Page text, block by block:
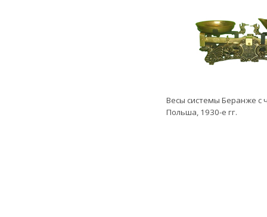
Весы системы Беранже с
Польша, 1930-е гг.